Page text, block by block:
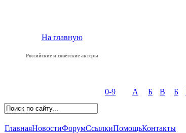
На главную
Российские и советские актёры
0-9 А Б В Б
ГлавнаяНовостиФорумСсылкиПомощьКонтакты